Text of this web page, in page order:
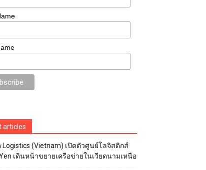
articles
Logistics (Vietnam) เปิดตัวศูนย์โลจิสติกส์
เดินหน้าขยายเครือข่ายในเวียดนามเหนือ